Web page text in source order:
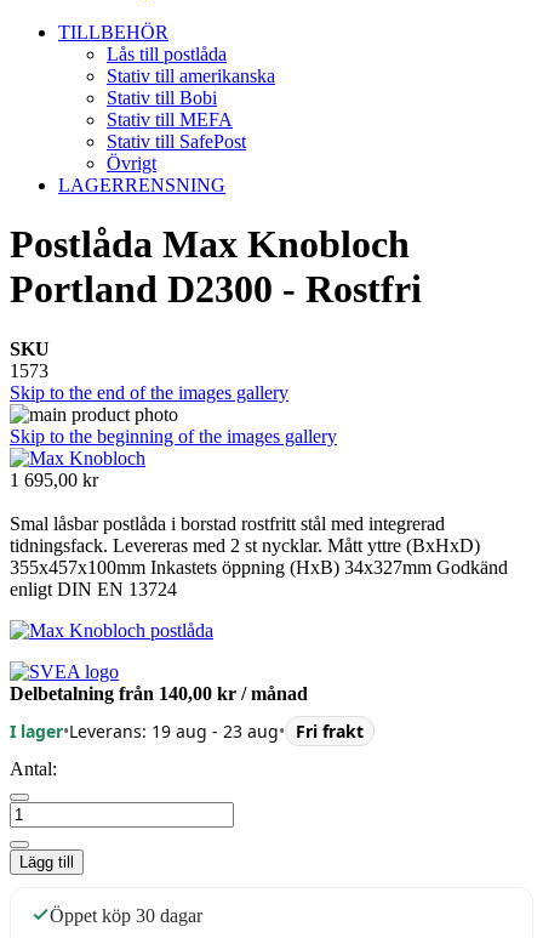
TILLBEHÖR
Lås till postlåda
Stativ till amerikanska
Stativ till Bobi
Stativ till MEFA
Stativ till SafePost
Övrigt
LAGERRENSNING
Postlåda Max Knobloch
Portland D2300 - Rostfri
SKU
1573
Skip to the end of the images gallery
Skip to the beginning of the images gallery
1 695,00 kr
Smal låsbar postlåda i borstad rostfritt stål med integrerad
tidningsfack. Levereras med 2 st nycklar. Mått yttre (BxHxD)
355x457x100mm Inkastets öppning (HxB) 34x327mm Godkänd
enligt DIN EN 13724
Delbetalning från 140,00 kr / månad
I lager•Leverans: 19 aug - 23 aug• Fri frakt
Antal:
Lägg till
Öppet köp 30 dagar